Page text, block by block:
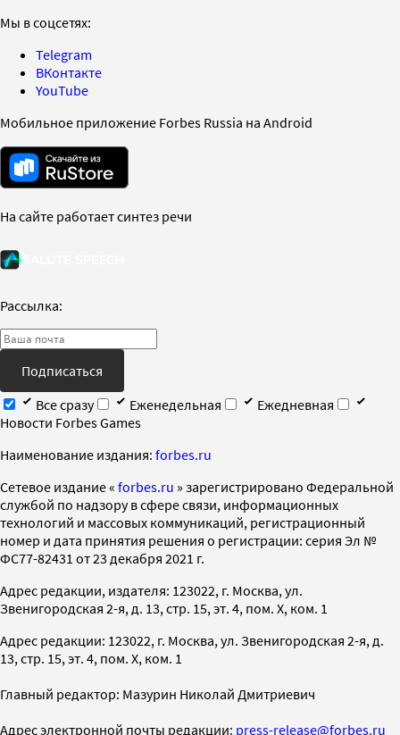
Мы в соцсетях:
Telegram
ВКонтакте
YouTube
Мобильное приложение Forbes Russia на Android
На сайте работает синтез речи
Рассылка:
Подписаться
Все сразу
Еженедельная
Ежедневная
Новости Forbes Games
Наименование издания: forbes.ru
Cетевое издание « forbes.ru » зарегистрировано Федеральной
службой по надзору в сфере связи, информационных
технологий и массовых коммуникаций, регистрационный
номер и дата принятия решения о регистрации: серия Эл №
ФС77-82431 от 23 декабря 2021 г.
Адрес редакции, издателя: 123022, г. Москва, ул.
Звенигородская 2-я, д. 13, стр. 15, эт. 4, пом. X, ком. 1
Адрес редакции: 123022, г. Москва, ул. Звенигородская 2-я, д.
13, стр. 15, эт. 4, пом. X, ком. 1
Главный редактор: Мазурин Николай Дмитриевич
Адрес электронной почты редакции: press-release@forbes.ru